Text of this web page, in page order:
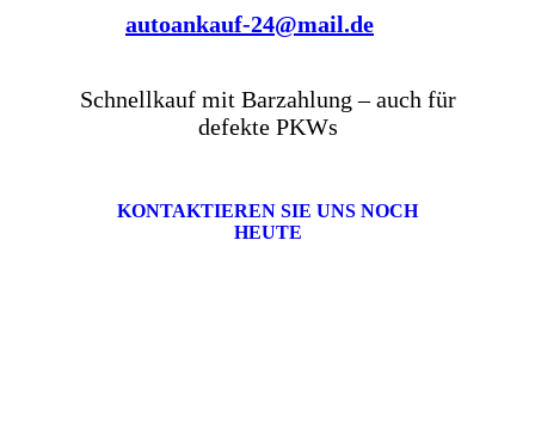
autoankauf-24@mail.de
Schnellkauf mit Barzahlung – auch für
defekte PKWs
KONTAKTIEREN SIE UNS NOCH
HEUTE